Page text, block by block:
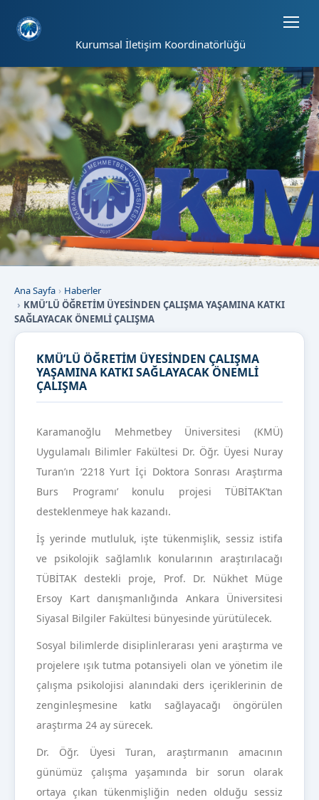
Kurumsal İletişim Koordinatörlüğü
Ana Sayfa
Haberler
KMÜ’LÜ ÖĞRETİM ÜYESİNDEN ÇALIŞMA YAŞAMINA KATKI
SAĞLAYACAK ÖNEMLİ ÇALIŞMA
KMÜ’LÜ ÖĞRETİM ÜYESİNDEN ÇALIŞMA
YAŞAMINA KATKI SAĞLAYACAK ÖNEMLİ
ÇALIŞMA
Karamanoğlu Mehmetbey Üniversitesi (KMÜ)
Uygulamalı Bilimler Fakültesi Dr. Öğr. Üyesi Nuray
Turan’ın ‘2218 Yurt İçi Doktora Sonrası Araştırma
Burs Programı’ konulu projesi TÜBİTAK’tan
desteklenmeye hak kazandı.
İş yerinde mutluluk, işte tükenmişlik, sessiz istifa
ve psikolojik sağlamlık konularının araştırılacağı
TÜBİTAK destekli proje, Prof. Dr. Nükhet Müge
Ersoy Kart danışmanlığında Ankara Üniversitesi
Siyasal Bilgiler Fakültesi bünyesinde yürütülecek.
Sosyal bilimlerde disiplinlerarası yeni araştırma ve
projelere ışık tutma potansiyeli olan ve yönetim ile
çalışma psikolojisi alanındaki ders içeriklerinin de
zenginleşmesine katkı sağlayacağı öngörülen
araştırma 24 ay sürecek.
Dr. Öğr. Üyesi Turan, araştırmanın amacının
günümüz çalışma yaşamında bir sorun olarak
ortaya çıkan tükenmişliğin neden olduğu sessiz